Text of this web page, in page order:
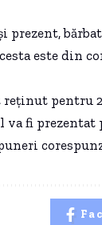
prezent,
este din
pentru
va fi prezentat